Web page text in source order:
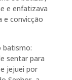
e enfatizava
e convicção
batismo:
sentar para
jejuei por